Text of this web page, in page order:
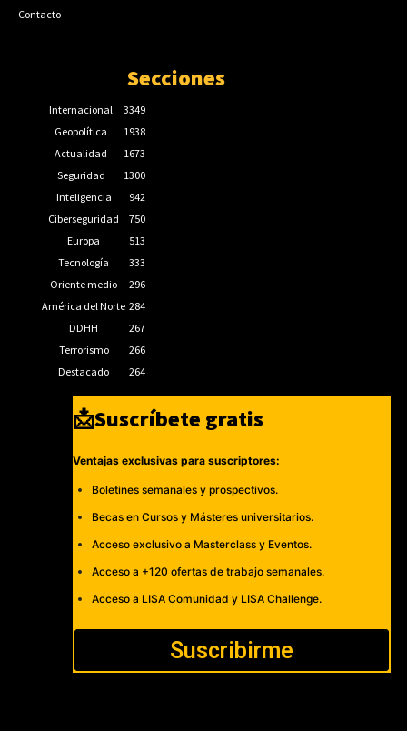
Contacto
Secciones
Internacional
3349
Geopolítica
1938
Actualidad
1673
Seguridad
1300
Inteligencia
942
Ciberseguridad
750
Europa
513
Tecnología
333
Oriente medio
296
América del Norte 284
DDHH
267
Terrorismo
266
Destacado
264
📩Suscríbete gratis
Ventajas exclusivas para suscriptores:
Boletines semanales y prospectivos.
Becas en Cursos y Másteres universitarios.
Acceso exclusivo a Masterclass y Eventos.
Acceso a +120 ofertas de trabajo semanales.
Acceso a LISA Comunidad y LISA Challenge.
Suscribirme